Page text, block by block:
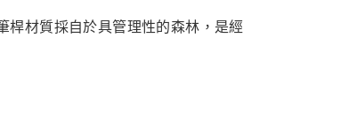
桿材質採自於具管理性的森林，是經